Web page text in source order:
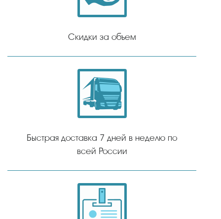
Скидки за объем
Быстрая доставка 7 дней в неделю по
всей России